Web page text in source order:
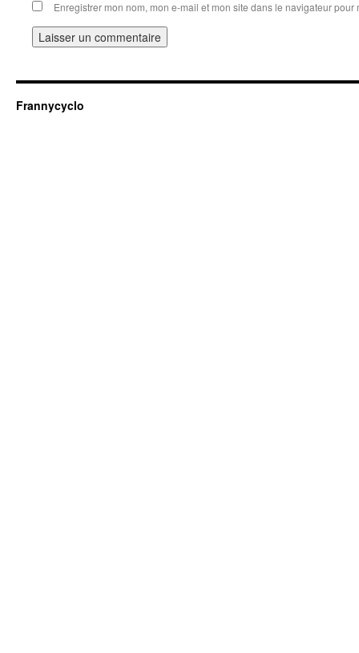
Enregistrer mon nom, mon e-mail et mon site dans le navigateur
Frannycyclo